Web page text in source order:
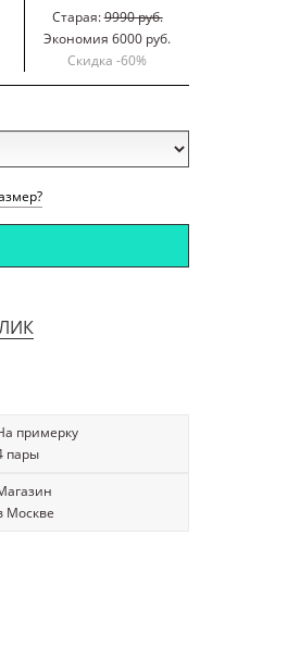
Старая:9990 руб.
Экономия 6000 руб.
Скидка -60%
примерку
пары
Москве